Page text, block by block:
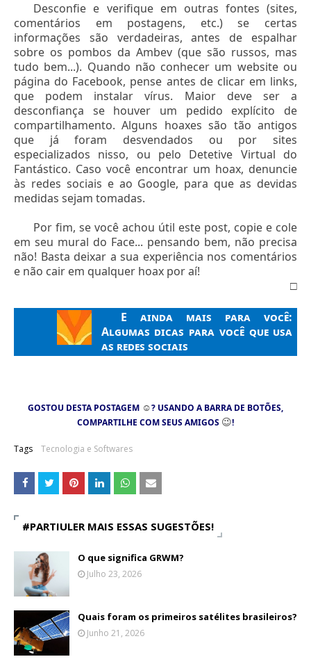
Desconfie e verifique em outras fontes (sites,
comentários em postagens, etc.) se certas
informações são verdadeiras, antes de espalhar
sobre os pombos da Ambev (que são russos, mas
tudo bem...). Quando não conhecer um website ou
página do Facebook, pense antes de clicar em links,
que podem instalar vírus. Maior deve ser a
desconfiança se houver um pedido explícito de
compartilhamento. Alguns hoaxes são tão antigos
que já foram desvendados ou por sites
especializados nisso, ou pelo Detetive Virtual do
Fantástico. Caso você encontrar um hoax, denuncie
às redes sociais e ao Google, para que as devidas
medidas sejam tomadas.
Por fim, se você achou útil este post, copie e cole
em seu mural do Face... pensando bem, não precisa
não! Basta deixar a sua experiência nos comentários
e não cair em qualquer hoax por aí!
□
E ainda mais para você:
Algumas dicas para você que usa
as redes sociais
GOSTOU DESTA POSTAGEM ☺? USANDO A BARRA DE BOTÕES,
COMPARTILHE COM SEUS AMIGOS 😉!
Tags Tecnologia e Softwares
#PARTIULER MAIS ESSAS SUGESTÕES!
O que significa GRWM?
Julho 23, 2026
Quais foram os primeiros satélites brasileiros?
Junho 21, 2026